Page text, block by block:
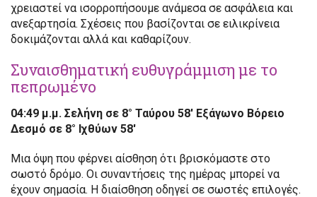
χρειαστεί να ισορροπήσουμε ανάμεσα σε ασφάλεια και
ανεξαρτησία. Σχέσεις που βασίζονται σε ειλικρίνεια
δοκιμάζονται αλλά και καθαρίζουν.
Συναισθηματική ευθυγράμμιση με το
πεπρωμένο
04:49 μ.μ. Σελήνη σε 8° Ταύρου 58′ Εξάγωνο Βόρειο
Δεσμό σε 8° Ιχθύων 58′
Μια όψη που φέρνει αίσθηση ότι βρισκόμαστε στο
σωστό δρόμο. Οι συναντήσεις της ημέρας μπορεί να
έχουν σημασία. Η διαίσθηση οδηγεί σε σωστές επιλογές.